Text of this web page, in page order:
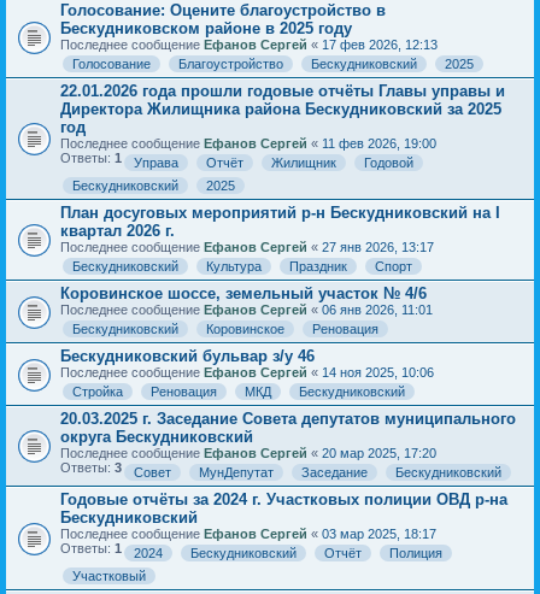
Голосование: Оцените благоустройство в
Бескудниковском районе в 2025 году
Последнее сообщение Ефанов Сергей « 17 фев 2026, 12:13
Голосование
Благоустройство Бескудниковский 2025
22.01.2026 года прошли годовые отчёты Главы управы и
Директора Жилищника района Бескудниковский за 2025
год
Последнее сообщение Ефанов Сергей « 11 фев 2026, 19:00
Ответы: 1 Управа Отчёт Жилищник
Годовой
Бескудниковский
2025
План досуговых мероприятий р-н Бескудниковский на I
квартал 2026 г.
Последнее сообщение Ефанов Сергей « 27 янв 2026, 13:17
Бескудниковский
Культура Праздник Спорт
Коровинское шоссе, земельный участок № 4/6
Последнее сообщение Ефанов Сергей « 06 янв 2026, 11:01
Бескудниковский
Коровинское Реновация
Бескудниковский бульвар з/у 46
Последнее сообщение Ефанов Сергей « 14 ноя 2025, 10:06
Стройка
Реновация МКД Бескудниковский
20.03.2025 г. Заседание Совета депутатов муниципального
округа Бескудниковский
Последнее сообщение Ефанов Сергей « 20 мар 2025, 17:20
Ответы: 3 Совет МунДепутат Заседание Бескудниковский
Годовые отчёты за 2024 г. Участковых полиции ОВД р-на
Бескудниковский
Последнее сообщение Ефанов Сергей « 03 мар 2025, 18:17
Ответы: 1 2024 Бескудниковский Отчёт
Полиция
Участковый